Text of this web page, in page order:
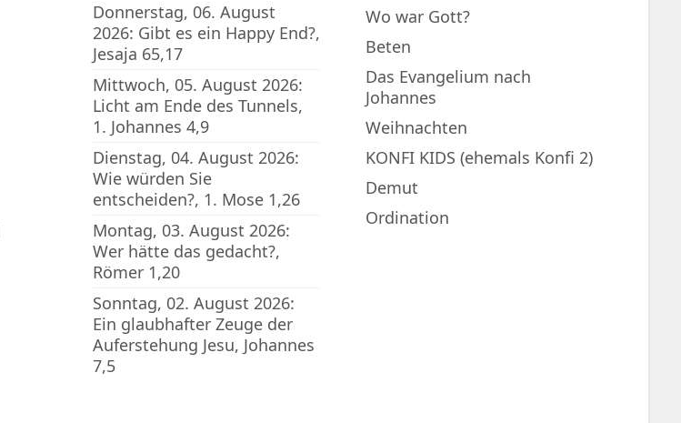
Donnerstag, 06. August
2026: Gibt es ein Happy End?,
Jesaja 65,17
Mittwoch, 05. August 2026:
Licht am Ende des Tunnels,
1. Johannes 4,9
Dienstag, 04. August 2026:
Wie würden Sie
entscheiden?, 1. Mose 1,26
Montag, 03. August 2026:
Wer hätte das gedacht?,
Römer 1,20
Sonntag, 02. August 2026:
Ein glaubhafter Zeuge der
Auferstehung Jesu, Johannes
7,5
Wo war Gott?
Beten
Das Evangelium nach
Johannes
Weihnachten
KONFI KIDS (ehemals Konfi 2)
Demut
Ordination